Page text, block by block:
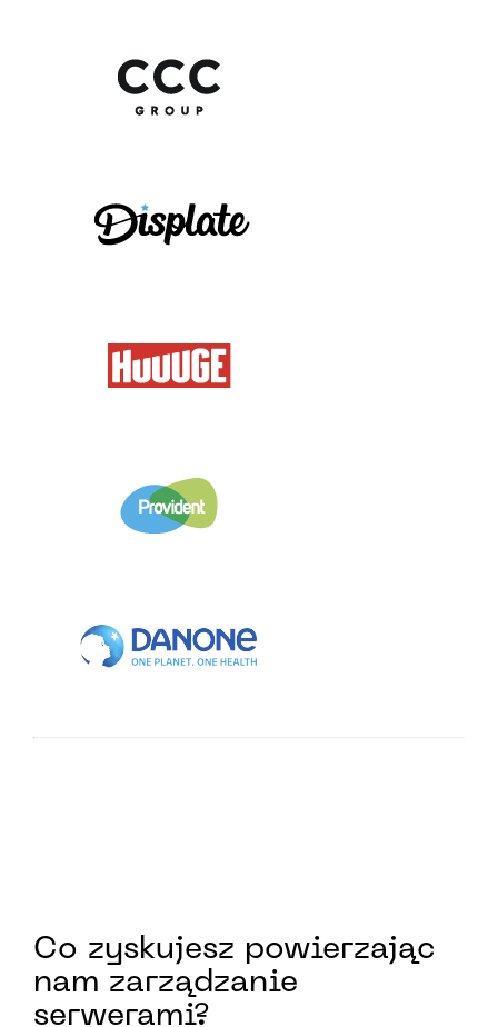
Co zyskujesz powierzając
nam zarządzanie
serwerami?